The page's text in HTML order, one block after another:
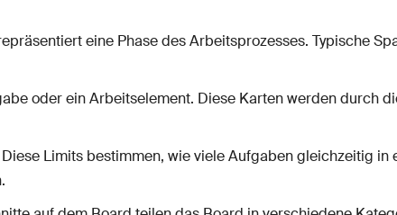
eine Phase des Arbeitsprozesses. Typische
oder ein Arbeitselement. Diese Karten werden durch
Diese Limits bestimmen, wie viele Aufgaben gleichzeitig